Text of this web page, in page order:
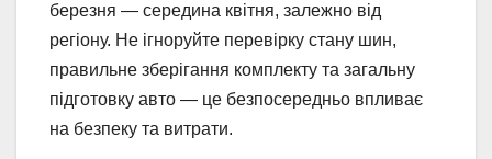
березня — середина квітня, залежно від
регіону. Не ігноруйте перевірку стану шин,
правильне зберігання комплекту та загальну
підготовку авто — це безпосередньо впливає
на безпеку та витрати.